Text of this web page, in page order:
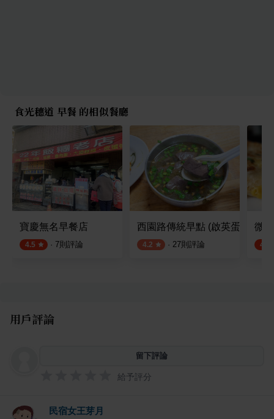
食光穗道 早餐 的相似餐廳
寶慶無名早餐店
4.5 · 7則評論
西園路傳統早點 (啟英蛋餅)
4.2 · 27則評論
微
4.5
用戶評論
留下評論
給予評分
民宿女王芽月